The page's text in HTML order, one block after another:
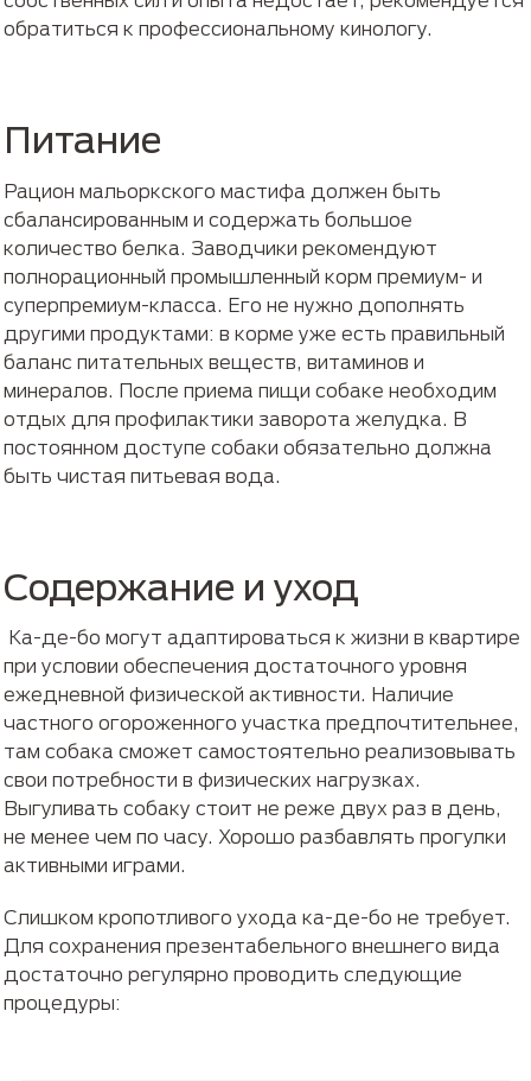
обратиться к профессиональному кинологу.
Питание
Рацион мальоркского мастифа должен быть
сбалансированным и содержать большое
количество белка. Заводчики рекомендуют
полнорационный промышленный корм премиум- и
суперпремиум-класса. Его не нужно дополнять
другими продуктами: в корме уже есть правильный
баланс питательных веществ, витаминов и
минералов. После приема пищи собаке необходим
отдых для профилактики заворота желудка. В
постоянном доступе собаки обязательно должна
быть чистая питьевая вода.
Содержание и уход
Ка-де-бо могут адаптироваться к жизни в квартире
при условии обеспечения достаточного уровня
ежедневной физической активности. Наличие
частного огороженного участка предпочтительнее,
там собака сможет самостоятельно реализовывать
свои потребности в физических нагрузках.
Выгуливать собаку стоит не реже двух раз в день,
не менее чем по часу. Хорошо разбавлять прогулки
активными играми.
Слишком кропотливого ухода ка-де-бо не требует.
Для сохранения презентабельного внешнего вида
достаточно регулярно проводить следующие
процедуры: